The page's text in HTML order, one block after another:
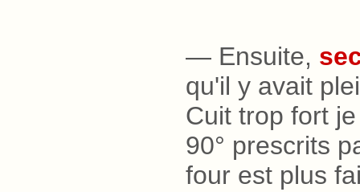
— Ensuite,
qu'il y avait
Cuit trop fort
90° prescrits
four est plus